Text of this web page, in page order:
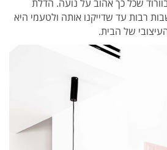
שכל כך אהוב על נועה. הדלת
רבות עד שדייקנו אותה ולטעמי היא
של הבית.